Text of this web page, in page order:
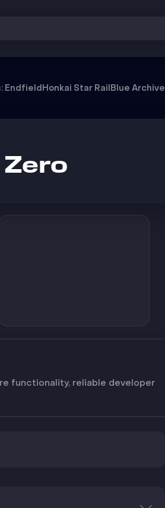
EndfieldHonkai Star RailBlue Archive
functionality, reliable developer